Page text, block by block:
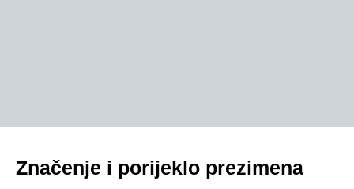
Značenje i porijeklo prezimena